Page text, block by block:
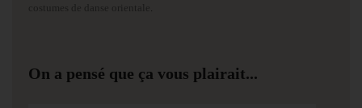
costumes de danse orientale
On a pensé que ça vous plairait...